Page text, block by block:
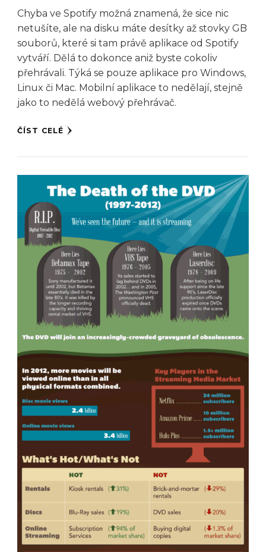
Chyba ve Spotify možná znamená, že sice nic
netušíte, ale na disku máte desítky až stovky GB
souborů, které si tam právě aplikace od Spotify
vytváří. Dělá to dokonce aniž byste cokoliv
přehrávali. Týká se pouze aplikace pro Windows,
Linux či Mac. Mobilní aplikace to nedělají, stejně
jako to nedělá webový přehrávač.
ČÍST CELÉ